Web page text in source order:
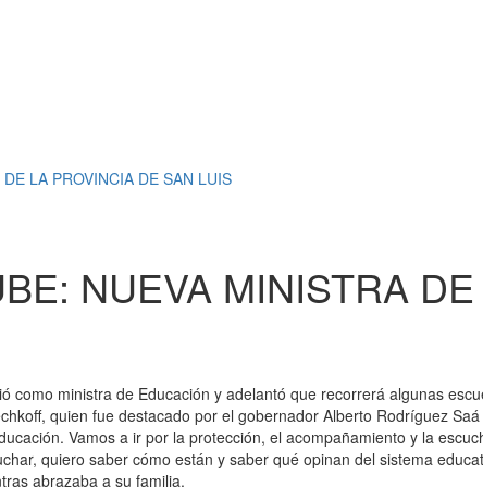
LA PROVINCIA DE SAN LUIS
NUEVA MINISTRA
ministra de Educación y adelantó que recorrerá algunas
quien fue destacado por el gobernador Alberto Rodríguez
Vamos a ir por la protección, el acompañamiento y la
quiero saber cómo están y saber qué opinan del sistema
abrazaba a su familia.